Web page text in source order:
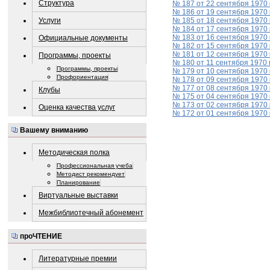
Структура
Услуги
Официальные документы
Программы, проекты
Программы, проекты
Профориентация
Клубы
Оценка качества услуг
Вашему вниманию
Методическая полка
Профессиональная учеба
Методист рекомендует
Планирование
Виртуальные выставки
Межбиблиотечный абонемент
проЧТЕНИЕ
Литературные премии
№ 187 от 22 сентября 1970
№ 186 от 19 сентября 1970
№ 185 от 18 сентября 1970
№ 184 от 17 сентября 1970
№ 183 от 16 сентября 1970
№ 182 от 15 сентября 1970
№ 181 от 12 сентября 1970
№ 180 от 11 сентября 1970
№ 179 от 10 сентября 1970
№ 178 от 09 сентября 1970
№ 177 от 08 сентября 1970
№ 175 от 04 сентября 1970
№ 173 от 02 сентября 1970
№ 172 от 01 сентября 1970